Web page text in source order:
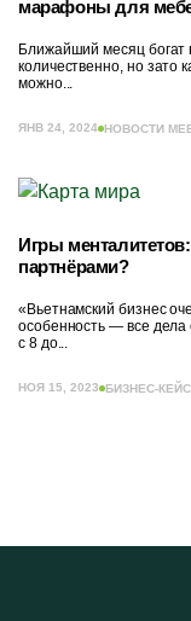
марафоны для
Ближайший месяц
количественно, но зато
можно...
ЯНВ 24, 2024 НОВОСТИ
Игры
партнёрами?
«Вьетнамский бизнес
особенность — все
с 8 до...
НОЯ 15, 2023 БИЗНЕС-